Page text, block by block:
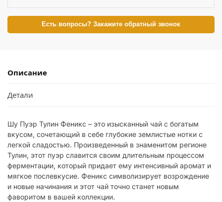
Есть вопросы? Закажите обратный звонок
Описание
Детали
Шу Пуэр Тулин Феникс – это изысканный чай с богатым
вкусом, сочетающий в себе глубокие землистые нотки с
легкой сладостью. Произведенный в знаменитом регионе
Тулин, этот пуэр славится своим длительным процессом
ферментации, который придает ему интенсивный аромат и
мягкое послевкусие. Феникс символизирует возрождение
и новые начинания и этот чай точно станет новым
фаворитом в вашей коллекции.